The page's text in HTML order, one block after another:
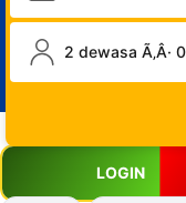
2 dewasa Ã‚Â·
LOGIN